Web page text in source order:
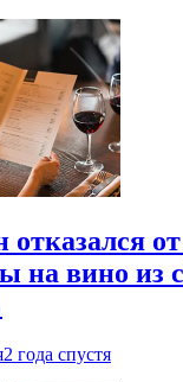
на вино из
2 года спустя